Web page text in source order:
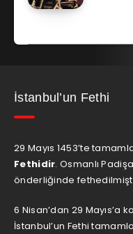
İstanbul’un Fethi
29 Mayıs 1453’te
Fethidir. Osmanlı
önderliğinde
6 Nisan’dan 29 Mayıs’a
İstanbul’un Fethi